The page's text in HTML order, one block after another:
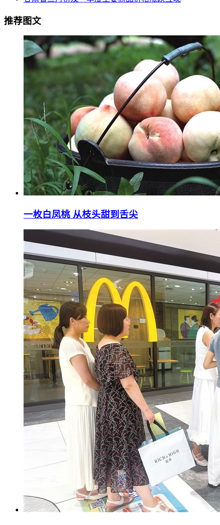
推荐图文
一枚白凤桃 从枝头甜到舌尖